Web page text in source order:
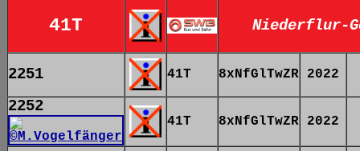
41T
Niederflur-
2251 41T 8xNfGlTwZR 2022
2252
41T 8xNfGlTwZR 2022